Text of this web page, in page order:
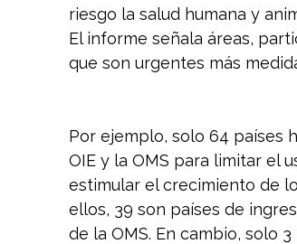
riesgo la salud humana y
El informe señala áreas,
que son urgentes más
Por ejemplo, solo 64 países
OIE y la OMS para limitar el
estimular el crecimiento de
ellos, 39 son países de
de la OMS. En cambio, solo